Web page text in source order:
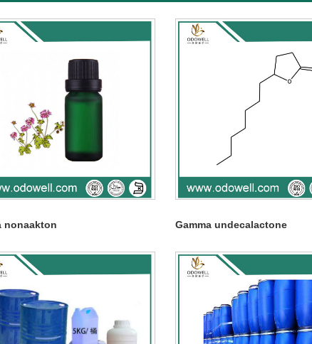
nonaakton Gamma undecalactone